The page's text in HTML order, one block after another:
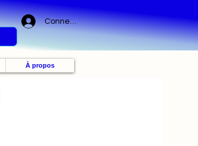
Connexion
À propos